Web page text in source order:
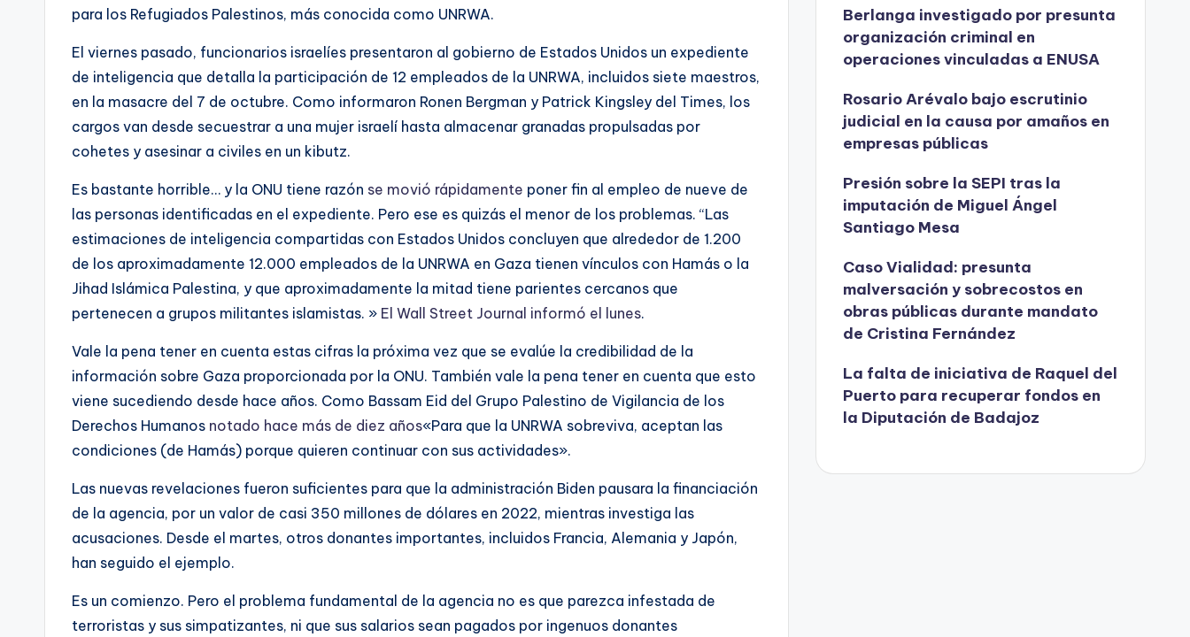
para los Refugiados Palestinos, más conocida como UNRWA.
El viernes pasado, funcionarios israelíes presentaron al gobierno de Estados Unidos un expediente
de inteligencia que detalla la participación de 12 empleados de la UNRWA, incluidos siete maestros,
en la masacre del 7 de octubre. Como informaron Ronen Bergman y Patrick Kingsley del Times, los
cargos van desde secuestrar a una mujer israelí hasta almacenar granadas propulsadas por
cohetes y asesinar a civiles en un kibutz.
Es bastante horrible… y la ONU tiene razón se movió rápidamente poner fin al empleo de nueve de
las personas identificadas en el expediente. Pero ese es quizás el menor de los problemas. “Las
estimaciones de inteligencia compartidas con Estados Unidos concluyen que alrededor de 1.200
de los aproximadamente 12.000 empleados de la UNRWA en Gaza tienen vínculos con Hamás o la
Jihad Islámica Palestina, y que aproximadamente la mitad tiene parientes cercanos que
pertenecen a grupos militantes islamistas. » El Wall Street Journal informó el lunes.
Vale la pena tener en cuenta estas cifras la próxima vez que se evalúe la credibilidad de la
información sobre Gaza proporcionada por la ONU. También vale la pena tener en cuenta que esto
viene sucediendo desde hace años. Como Bassam Eid del Grupo Palestino de Vigilancia de los
Derechos Humanos notado hace más de diez años«Para que la UNRWA sobreviva, aceptan las
condiciones (de Hamás) porque quieren continuar con sus actividades».
Las nuevas revelaciones fueron suficientes para que la administración Biden pausara la financiación
de la agencia, por un valor de casi 350 millones de dólares en 2022, mientras investiga las
acusaciones. Desde el martes, otros donantes importantes, incluidos Francia, Alemania y Japón,
han seguido el ejemplo.
Es un comienzo. Pero el problema fundamental de la agencia no es que parezca infestada de
terroristas y sus simpatizantes, ni que sus salarios sean pagados por ingenuos donantes
Berlanga investigado por presunta
organización criminal en
operaciones vinculadas a ENUSA
Rosario Arévalo bajo escrutinio
judicial en la causa por amaños en
empresas públicas
Presión sobre la SEPI tras la
imputación de Miguel Ángel
Santiago Mesa
Caso Vialidad: presunta
malversación y sobrecostos en
obras públicas durante mandato
de Cristina Fernández
La falta de iniciativa de Raquel del
Puerto para recuperar fondos en
la Diputación de Badajoz